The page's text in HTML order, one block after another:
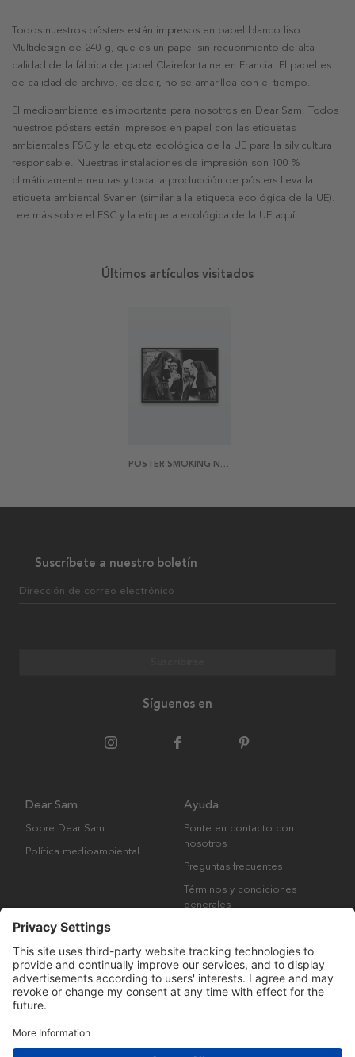
Todos nuestros pósters están impresos en papel blanco liso
Multidesign de 240 g, que es un papel sin recubrimiento de alta
calidad de la fábrica de papel Clairefontaine en Francia. El papel es
de calidad de archivo, es decir, no se amarillea con el tiempo.
El medioambiente es importante para nosotros en Dear Sam. Todos
nuestros pósters están impresos en papel con las etiquetas
ambientales FSC y la etiqueta ecológica de la UE para la silvicultura
responsable. Nuestras instalaciones de impresión son 100 %
climáticamente neutras y toda la producción de pósters lleva la
etiqueta ambiental Svanen (similar a la etiqueta ecológica de la UE).
Lee más sobre el FSC y la etiqueta ecológica de la UE aquí.
Últimos artículos visitados
POSTER SMOKING NUNS
Suscríbete a nuestro boletín
Dirección de correo electrónico
Síguenos en
Dear Sam
Sobre Dear Sam
Política medioambiental
Ayuda
Ponte en contacto con
nosotros
Preguntas frecuentes
Términos y condiciones
generales
Derechos de autor © Many Brands AB 2023. Todos los derechos